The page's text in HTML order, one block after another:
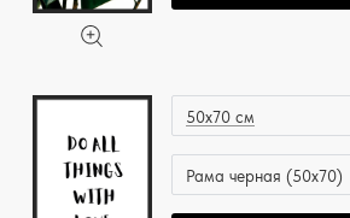
50x70 см
Рама черная (50x70)